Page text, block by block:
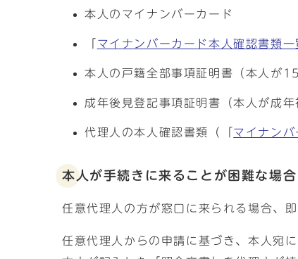
本人のマイナンバーカード
マイナンバーカード本人確認書類一
本人の戸籍全部事項証明書（本人が
成年後見登記事項証明書（本人が成年
代理人の本人確認書類（「 マイナン
本人が手続きに来ることが困難な場
任意代理人の方が窓口に来られる場合、
任意代理人からの申請に基づき、本人宛